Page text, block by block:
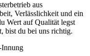
aus
Verlässlichkeit und ein
Wert auf Qualität legst
bist du bei uns richtig.